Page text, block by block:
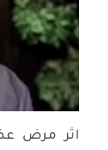
اثر مرض